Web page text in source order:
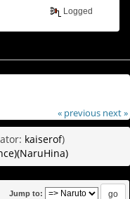
Logged
« previous next »
kaiserof)
Jump to: